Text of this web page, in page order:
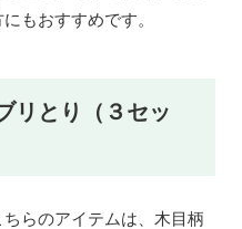
もおすすめです。
リとり（３セッ
らのアイテムは、木目柄